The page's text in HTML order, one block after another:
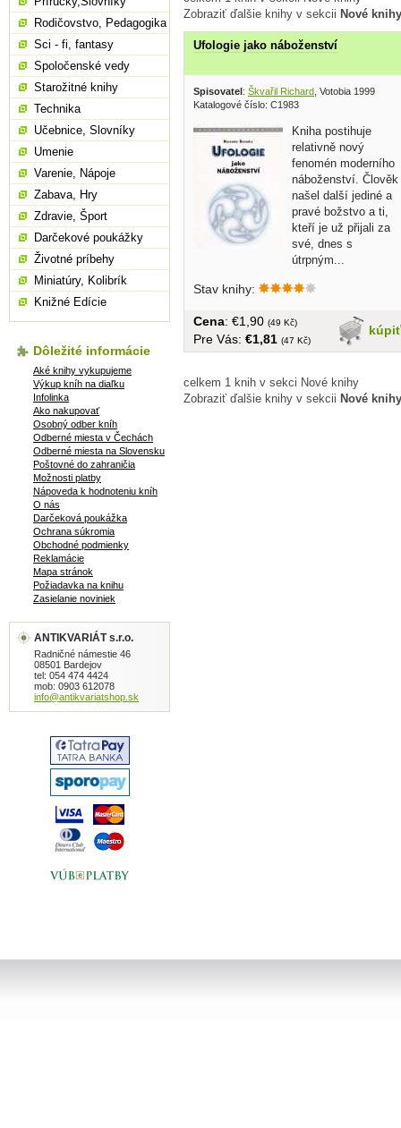
Zobraziť ďalšie knihy v sekcii Nové
Ufologie jako náboženství
Spisovatel: Škvařil Richard , Votobia 1999
Katalogové číslo: C1983
Kniha postihuje
relativně nový
fenomén moderního
náboženství. Člověk
našel další jediné a
pravé božstvo a ti,
kteří je už přijali za
své, dnes s
útrpným...
Stav knihy:
kúpiť
Cena: €1,90 (49 Kč)
Pre Vás: €1,81 (47 Kč)
celkem 1 knih v sekci Nové knihy
Zobraziť ďalšie knihy v sekcii Nové
Rodičovstvo, Pedagogika
Sci - fi, fantasy
Spoločenské vedy
Starožitné knihy
Technika
Učebnice, Slovníky
Umenie
Varenie, Nápoje
Zabava, Hry
Zdravie, Šport
Darčekové poukážky
Životné príbehy
Miniatúry, Kolibrík
Knižné Edície
Dôležité informácie
Aké knihy vykupujeme
Výkup kníh na diaľku
Infolinka
Ako nakupovať
Osobný odber kníh
Odberné miesta v Čechách
Odberné miesta na Slovensku
Poštovné do zahraničia
Možnosti platby
Nápoveda k hodnoteniu kníh
O nás
Darčeková poukážka
Ochrana súkromia
Obchodné podmienky
Reklamácie
Mapa stránok
Požiadavka na knihu
Zasielanie noviniek
ANTIKVARIÁT s.r.o.
Radničné námestie 46
08501 Bardejov
tel: 054 474 4424
mob: 0903 612078
info@antikvariatshop.sk